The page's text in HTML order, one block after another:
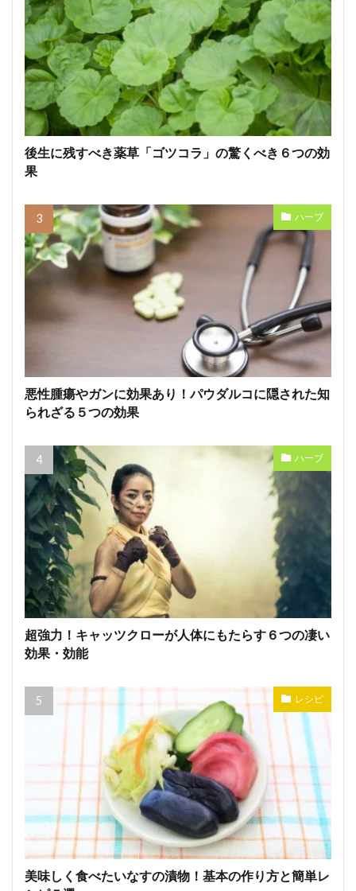
後生に残すべき薬草「ゴツコラ」の驚くべき６つの効
果
ハーブ
悪性腫瘍やガンに効果あり！パウダルコに隠された知
られざる５つの効果
ハーブ
超強力！キャッツクローが人体にもたらす６つの凄い
効果・効能
レシピ
美味しく食べたいなすの漬物！基本の作り方と簡単レ